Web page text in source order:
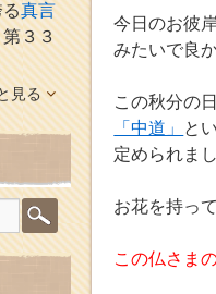
今日のお彼
みたいで良
この秋分の
「中道」
と
定められまし
お花を持っ
この仏さま
真言
第３３
見る